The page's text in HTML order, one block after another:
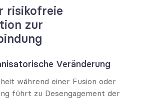
risikofreie
zur
Veränderung
während einer Fusion oder
führt zu Desengagement der